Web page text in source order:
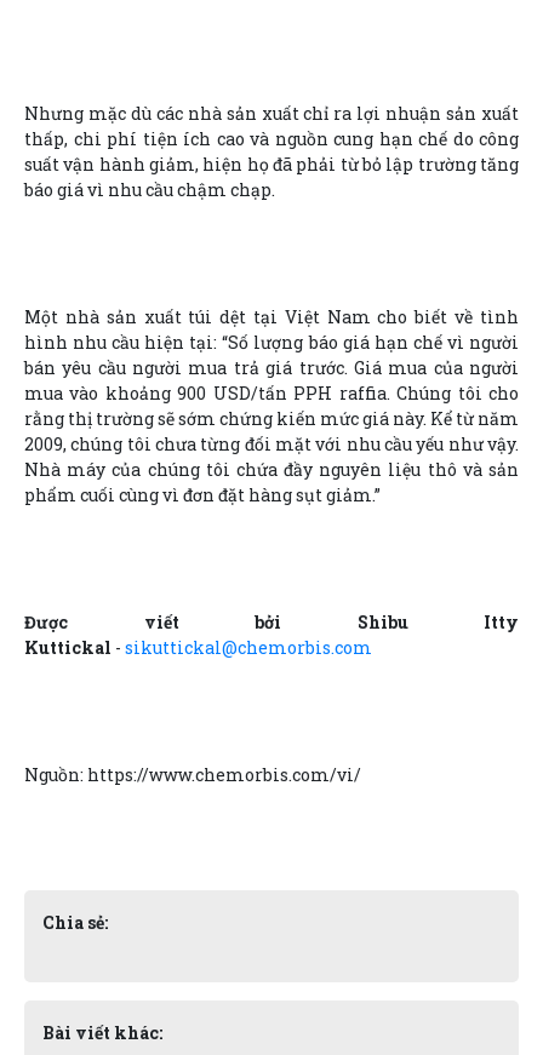
Nhưng mặc dù các nhà sản xuất chỉ ra lợi nhuận sản xuất
thấp, chi phí tiện ích cao và nguồn cung hạn chế do công
suất vận hành giảm, hiện họ đã phải từ bỏ lập trường tăng
báo giá vì nhu cầu chậm chạp.
Một nhà sản xuất túi dệt tại Việt Nam cho biết về tình
hình nhu cầu hiện tại: “Số lượng báo giá hạn chế vì người
bán yêu cầu người mua trả giá trước. Giá mua của người
mua vào khoảng 900 USD/tấn PPH raffia. Chúng tôi cho
rằng thị trường sẽ sớm chứng kiến mức giá này. Kể từ năm
2009, chúng tôi chưa từng đối mặt với nhu cầu yếu như vậy.
Nhà máy của chúng tôi chứa đầy nguyên liệu thô và sản
phẩm cuối cùng vì đơn đặt hàng sụt giảm.”
Được viết bởi Shibu Itty
Kuttickal - sikuttickal@chemorbis.com
Nguồn: https://www.chemorbis.com/vi/
Chia sẻ:
Bài viết khác: